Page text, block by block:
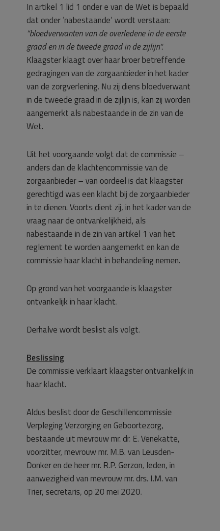
In artikel 1 lid 1 onder e van de Wet is bepaald
dat onder ‘nabestaande’ wordt verstaan:
“bloedverwanten van de overledene in de eerste
graad en in de tweede graad in de zijlijn”.
Klaagster klaagt over haar broer betreffende
gedragingen van de zorgaanbieder in het kader
van de zorgverlening. Nu zij diens bloedverwant
in de tweede graad in de zijlijn is, kan zij worden
aangemerkt als nabestaande in de zin van de
Wet.
Uit het voorgaande volgt dat de commissie –
anders dan de klachtencommissie van de
zorgaanbieder – van oordeel is dat klaagster
gerechtigd was een klacht bij de zorgaanbieder
in te dienen. Voorts dient zij, in het kader van de
vraag naar de ontvankelijkheid, als
nabestaande in de zin van artikel 1 van het
reglement te worden aangemerkt en kan de
commissie haar klacht in behandeling nemen.
Op grond van het voorgaande is klaagster
ontvankelijk in haar klacht.
Derhalve wordt beslist als volgt.
Beslissing
De commissie verklaart klaagster ontvankelijk in
haar klacht.
Aldus beslist door de Geschillencommissie
Verpleging Verzorging en Geboortezorg,
bestaande uit mevrouw mr. dr. E. Venekatte,
voorzitter, mevrouw mr. M.B. van Leusden-
Donker en de heer mr. R.P. Gerzon, leden, in
aanwezigheid van mevrouw mr. drs. I.M. van
Trier, secretaris, op 20 mei 2020.